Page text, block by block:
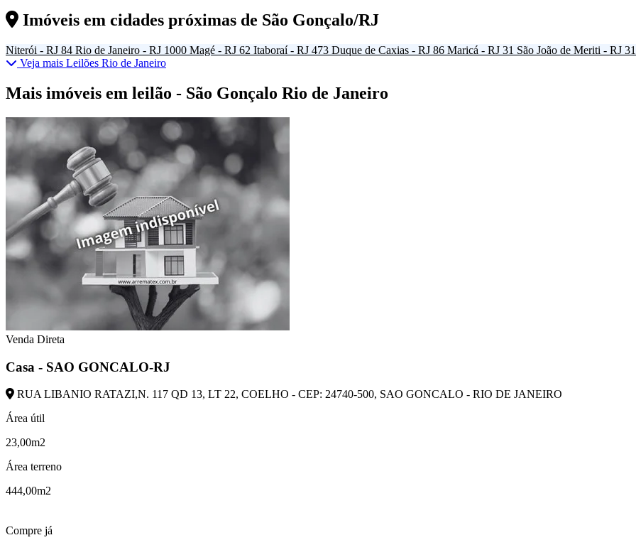
Imóveis em cidades próximas de São Gonçalo/RJ
Niterói - RJ 84 Rio de Janeiro - RJ 1000 Magé - RJ 62 Itaboraí - RJ 473 Duque de Caxias - RJ 86 Maricá - RJ 31 São João de Meriti - RJ 31
Veja mais Leilões Rio de Janeiro
Mais imóveis em leilão - São Gonçalo Rio de Janeiro
Venda Direta
Casa - SAO GONCALO-RJ
RUA LIBANIO RATAZI,N. 117 QD 13, LT 22, COELHO - CEP: 24740-500, SAO GONCALO - RIO DE JANEIRO
Área útil
23,00m2
Área terreno
444,00m2
Compre já